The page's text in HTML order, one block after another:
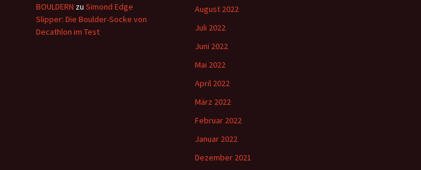
BOULDERN zu Simond Edge
Slipper: Die Boulder-Socke von
Decathlon im Test
August 2022
Juli 2022
Juni 2022
Mai 2022
April 2022
März 2022
Februar 2022
Januar 2022
Dezember 2021